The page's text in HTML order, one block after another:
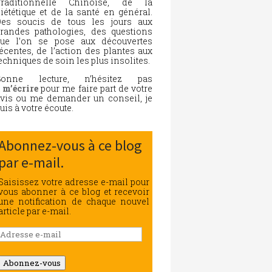
et de la santé en général.
soucis de tous les jours aux
pathologies, des questions
l’on se pose aux découvertes
de l’action des plantes aux
de soin les plus insolites.
lecture, n’hésitez pas
m’écrire pour me faire part de votre
ou me demander un conseil, je
à votre écoute.
vous à ce blog
par e-mail.
votre adresse e-mail pour
abonner à ce blog et recevoir
notification de chaque nouvel
par e-mail.
Abonnez-vous